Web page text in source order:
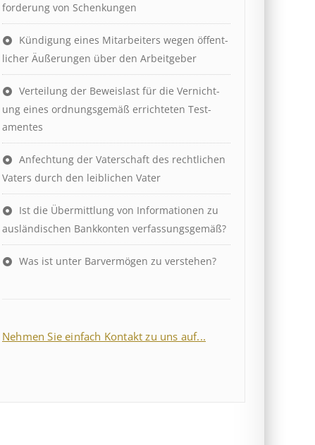
ford­er­ung von Schenk­ung­en
Kündigung eines Mit­ar­beit­ers wegen öffent­
lich­er Äuß­er­ung­en über den Ar­beit­geber
Ver­teil­ung der Be­weis­last für die Ver­nicht­
ung eines ord­nungs­ge­mäß er­richt­et­en Test­
ament­es
Anfechtung der Vaterschaft des rechtlichen
Vaters durch den leiblichen Vater
Ist die Über­mitt­lung von In­for­mat­ion­en zu
aus­länd­isch­en Bank­kont­en ver­fass­ungs­ge­mäß?
Was ist unter Barvermögen zu verstehen?
Nehmen Sie einfach Kontakt zu uns auf...